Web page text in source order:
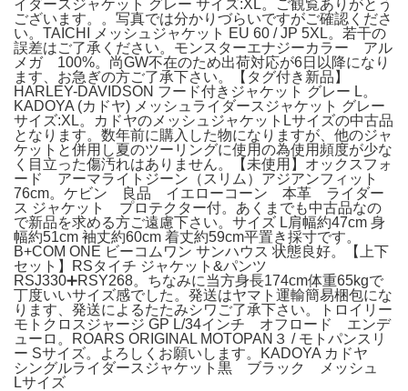
イダースジャケット グレー サイズ:XL。ご観覧ありがとう
ございます。。写真では分かりづらいですがご確認くださ
い。TAICHI メッシュジャケット EU 60 / JP 5XL。若干の
誤差はご了承ください。モンスターエナジーカラー アル
メガ 100%。尚GW不在のため出荷対応が6日以降になり
ます、お急ぎの方ご了承下さい。【タグ付き新品】
HARLEY-DAVIDSON フード付きジャケット グレー L。
KADOYA (カドヤ) メッシュライダースジャケット グレー
サイズ:XL。カドヤのメッシュジャケットLサイズの中古品
となります。数年前に購入した物になりますが、他のジャ
ケットと併用し夏のツーリングに使用の為使用頻度が少な
く目立った傷汚れはありません。【未使用】オックスフォ
ード アーマライトジーン（スリム）アジアンフィット
76cm。ケビン 良品 イエローコーン 本革 ライダー
ス ジャケット プロテクター付。あくまでも中古品なの
で新品を求める方ご遠慮下さい。サイズ L肩幅約47cm 身
幅約51cm 袖丈約60cm 着丈約59cm平置き採寸です。
B+COM ONE ビーコムワン サンハウス 状態良好。【上下
セット】RSタイチ ジャケット&パンツ
RSJ330➕RSY268。ちなみに当方身長174cm体重65kgで
丁度いいサイズ感でした。発送はヤマト運輸簡易梱包にな
ります、発送によるたたみシワご了承下さい。トロイリー
モトクロスジャージ GP L/34インチ オフロード エンデ
ューロ。ROARS ORIGINAL MOTOPAN３ / モトパンスリ
ー Sサイズ。よろしくお願いします。KADOYA カドヤ
シングルライダースジャケット黒 ブラック メッシュ
Lサイズ